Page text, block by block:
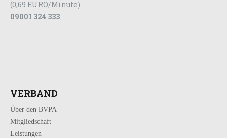
(0,69 EURO/Minute)
09001 324 333
VERBAND
Über den BVPA
Mitgliedschaft
Leistungen